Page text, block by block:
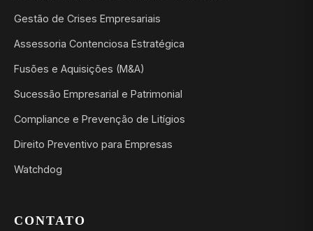
Gestão de Crises Empresariais
Assessoria Contenciosa Estratégica
Fusões e Aquisições (M&A)
Sucessão Empresarial e Patrimonial
Compliance e Prevenção de Litígios
Direito Preventivo para Empresas
Watchdog
CONTATO